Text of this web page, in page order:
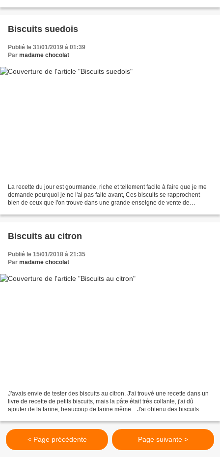
Biscuits suedois
Publié le 31/01/2019 à 01:39
Par madame chocolat
La recette du jour est gourmande, riche et tellement facile à faire que je me
demande pourquoi je ne l'ai pas faite avant, Ces biscuits se rapprochent
bien de ceux que l'on trouve dans une grande enseigne de vente de
Biscuits au citron
Publié le 15/01/2018 à 21:35
Par madame chocolat
J'avais envie de tester des biscuits au citron. J'ai trouvé une recette dans un
livre de recette de petits biscuits, mais la pâte était très collante, j'ai dû
ajouter de la farine, beaucoup de farine même... J'ai obtenu des biscuits
< Page précédente Page suivante >